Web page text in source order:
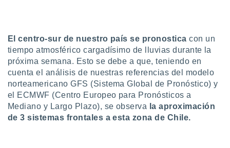
nuestra
y
disponible
El centro-sur de nuestro país se pronostica con un
tiempo atmosférico cargadísimo de lluvias durante la
próxima semana. Esto se debe a que, teniendo en
cuenta el análisis de nuestras referencias del modelo
norteamericano GFS (Sistema Global de Pronóstico) y
el ECMWF (Centro Europeo para Pronósticos a
Mediano y Largo Plazo), se observa la aproximación
de 3 sistemas frontales a esta zona de Chile.